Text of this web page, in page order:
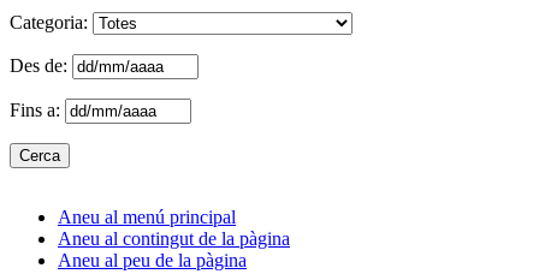
Categoria:
Des de:
Fins a:
Aneu al menú principal
Aneu al contingut de la pàgina
Aneu al peu de la pàgina